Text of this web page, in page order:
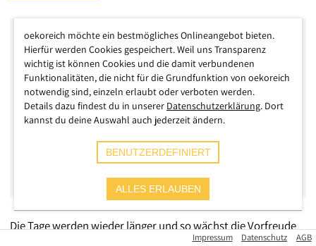
Die Tage werden wieder länger und so wächst die Vorfreude
auf den nahenden Frühling. Es ist die Zeit der Aussaat. Auf
Impressum Datenschutz AGB
oekoreich möchte ein bestmögliches Onlineangebot bieten.
Hierfür werden Cookies gespeichert. Weil uns Transparenz
wichtig ist können Cookies und die damit verbundenen
Funktionalitäten, die nicht für die Grundfunktion von oekoreich
notwendig sind, einzeln erlaubt oder verboten werden.
Details dazu findest du in unserer Datenschutzerklärung. Dort
kannst du deine Auswahl auch jederzeit ändern.
BENUTZERDEFINIERT
ALLES ERLAUBEN